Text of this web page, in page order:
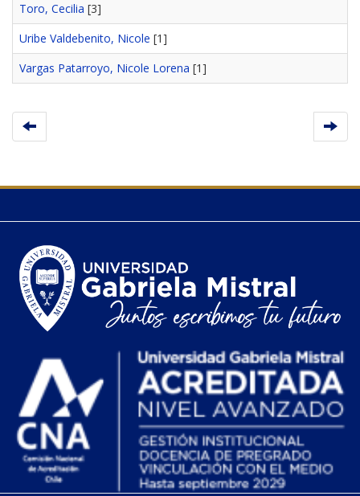
Toro, Cecilia [3]
Uribe Valdebenito, Nicole [1]
Vargas Patarroyo, Nicole Lorena [1]